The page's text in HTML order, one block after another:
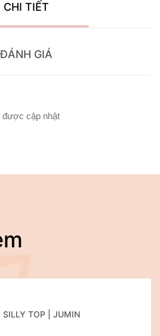
CHI TIẾT
ĐÁNH GIÁ
được cập nhật
SILLY TOP | JUMIN